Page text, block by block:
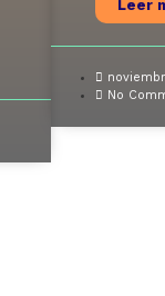
Leer
No